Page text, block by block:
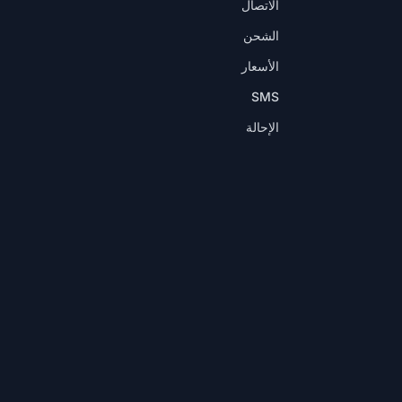
الاتصال
الشحن
الأسعار
SMS
الإحالة